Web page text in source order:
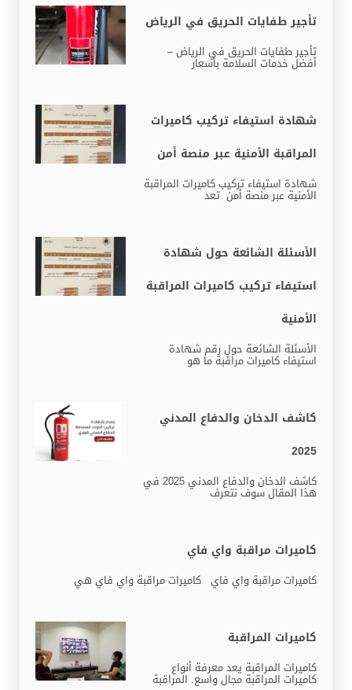
تأجير طفايات الحريق في الرياض
تأجير طفايات الحريق في الرياض –
أفضل خدمات السلامة بأسعار
شهادة استيفاء تركيب كاميرات
المراقبة الأمنية عبر منصة أمن
شهادة استيفاء تركيب كاميرات المراقبة
الأمنية عبر منصة أمن تعد
الأسئلة الشائعة حول شهادة
استيفاء تركيب كاميرات المراقبة
الأمنية
الأسئلة الشائعة حول رقم شهادة
استيفاء كاميرات مراقبة ما هو
كاشف الدخان والدفاع المدني
2025
كاشف الدخان والدفاع المدني 2025 في
هذا المقال سوف نتعرف
كاميرات مراقبة واي فاي
كاميرات مراقبة واي فاي كاميرات مراقبة واي فاي هي
كاميرات المراقبة
كاميرات المراقبة يعد معرفة أنواع
كاميرات المراقبة مجال واسع. المراقبة